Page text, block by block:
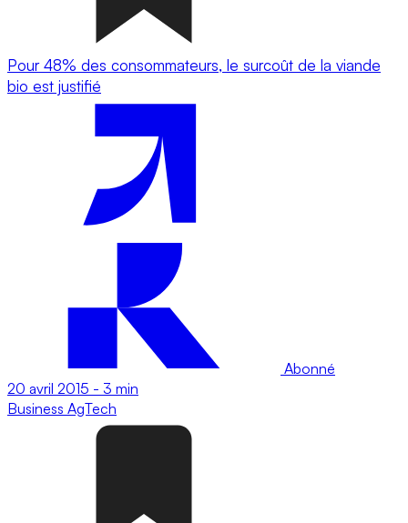
Pour 48% des consommateurs, le surcoût de la viande
bio est justifié
Abonné
20 avril 2015 - 3 min
Business AgTech